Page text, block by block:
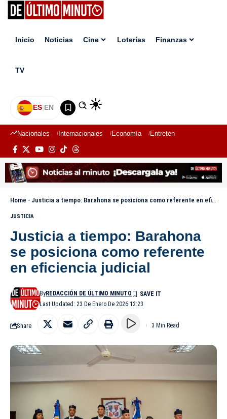
Inicio Noticias Cine Loterías Finanzas
TV
ES|EN
Nacionales Internacionales Economía Entretenimiento
Home - Justicia a tiempo: Barahona se posiciona como referente en eficiencia judicial
JUSTICIA
Justicia a tiempo: Barahona
se posiciona como referente
en eficiencia judicial
Last Updated: 23 De Enero De 2026 12:23
ByREDACCIÓN DE ÚLTIMO MINUTO
Share 3 Min Read